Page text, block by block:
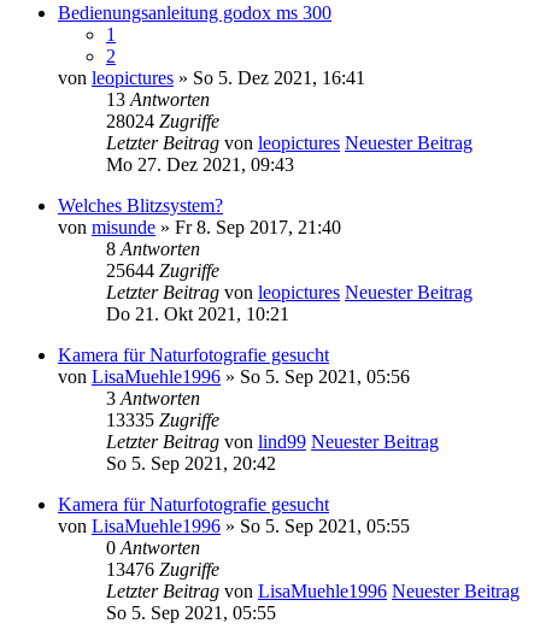
Bedienungsanleitung godox ms 300
1
2
von leopictures » So 5. Dez 2021, 16:41
13 Antworten
28024 Zugriffe
Letzter Beitrag von leopictures Neuester Beitrag
Mo 27. Dez 2021, 09:43
Welches Blitzsystem?
von misunde » Fr 8. Sep 2017, 21:40
8 Antworten
25644 Zugriffe
Letzter Beitrag von leopictures Neuester Beitrag
Do 21. Okt 2021, 10:21
Kamera für Naturfotografie gesucht
von LisaMuehle1996 » So 5. Sep 2021, 05:56
3 Antworten
13335 Zugriffe
Letzter Beitrag von lind99 Neuester Beitrag
So 5. Sep 2021, 20:42
Kamera für Naturfotografie gesucht
von LisaMuehle1996 » So 5. Sep 2021, 05:55
0 Antworten
13476 Zugriffe
Letzter Beitrag von LisaMuehle1996 Neuester Beitrag
So 5. Sep 2021, 05:55